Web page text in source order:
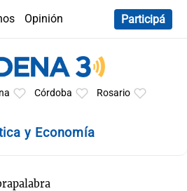
Opinión
Participá
Córdoba Rosario
y Economía